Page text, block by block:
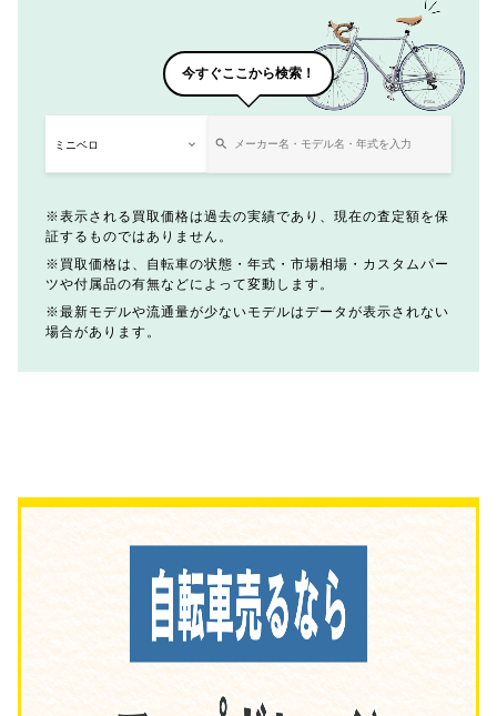
今すぐここから検索！
表示される買取価格は過去の実績であり、現在の査定額を保
証するものではありません。
買取価格は、自転車の状態・年式・市場相場・カスタムパー
ツや付属品の有無などによって変動します。
最新モデルや流通量が少ないモデルはデータが表示されない
場合があります。